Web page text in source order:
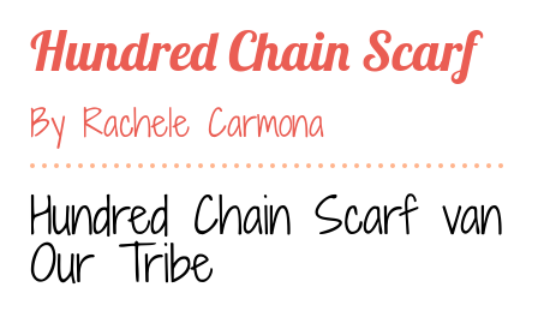
Hundred Chain Scarf
By Rachele Carmona
Hundred Chain Scarf van
Our Tribe